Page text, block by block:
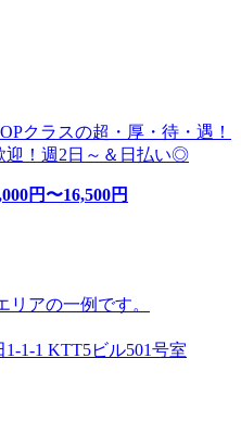
クラスの超・厚・待・遇！
迎！週2日～＆日払い◎
円〜16,500円
アの一例です。
1-1 KTT5ビル501号室